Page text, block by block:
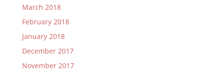
March 2018
February 2018
January 2018
December 2017
November 2017